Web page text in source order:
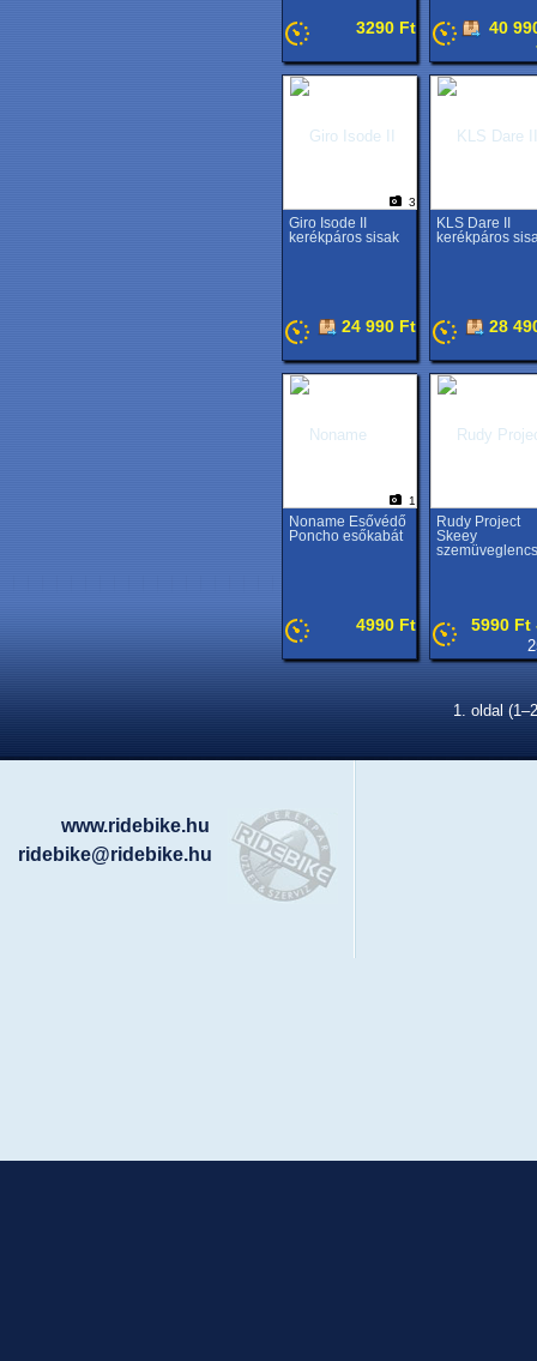
3290 Ft
40
3
Giro Isode II
kerékpáros sisak
24 990 Ft
KLS Dare II
kerékpáros
28
1
Noname Esővédő
Poncho esőkabát
4990 Ft
Rudy Project
Skeey
5990 Ft
1. oldal
www.ridebike.hu
ridebike@ridebike.hu